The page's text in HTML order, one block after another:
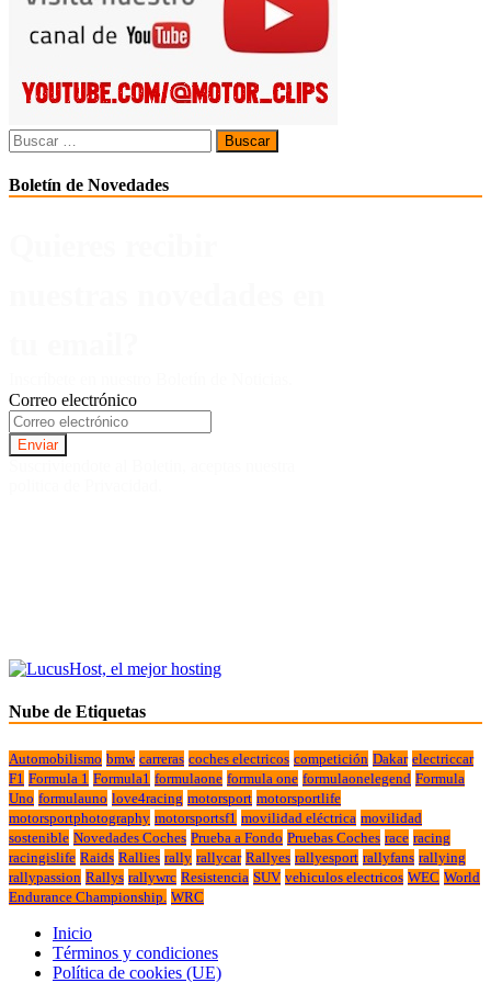
Buscar:
Boletín de Novedades
Correo electrónico
Nube de Etiquetas
Automobilismo bmw carreras coches electricos competición Dakar electriccar
F1 Formula 1 Formula1 formulaone formula one formulaonelegend Formula
Uno formulauno love4racing motorsport motorsportlife
motorsportphotography motorsportsf1 movilidad eléctrica movilidad
sostenible Novedades Coches Prueba a Fondo Pruebas Coches race racing
racingislife Raids Rallies rally rallycar Rallyes rallyesport rallyfans rallying
rallypassion Rallys rallywrc Resistencia SUV vehiculos electricos WEC World
Endurance Championship. WRC
Inicio
Términos y condiciones
Política de cookies (UE)